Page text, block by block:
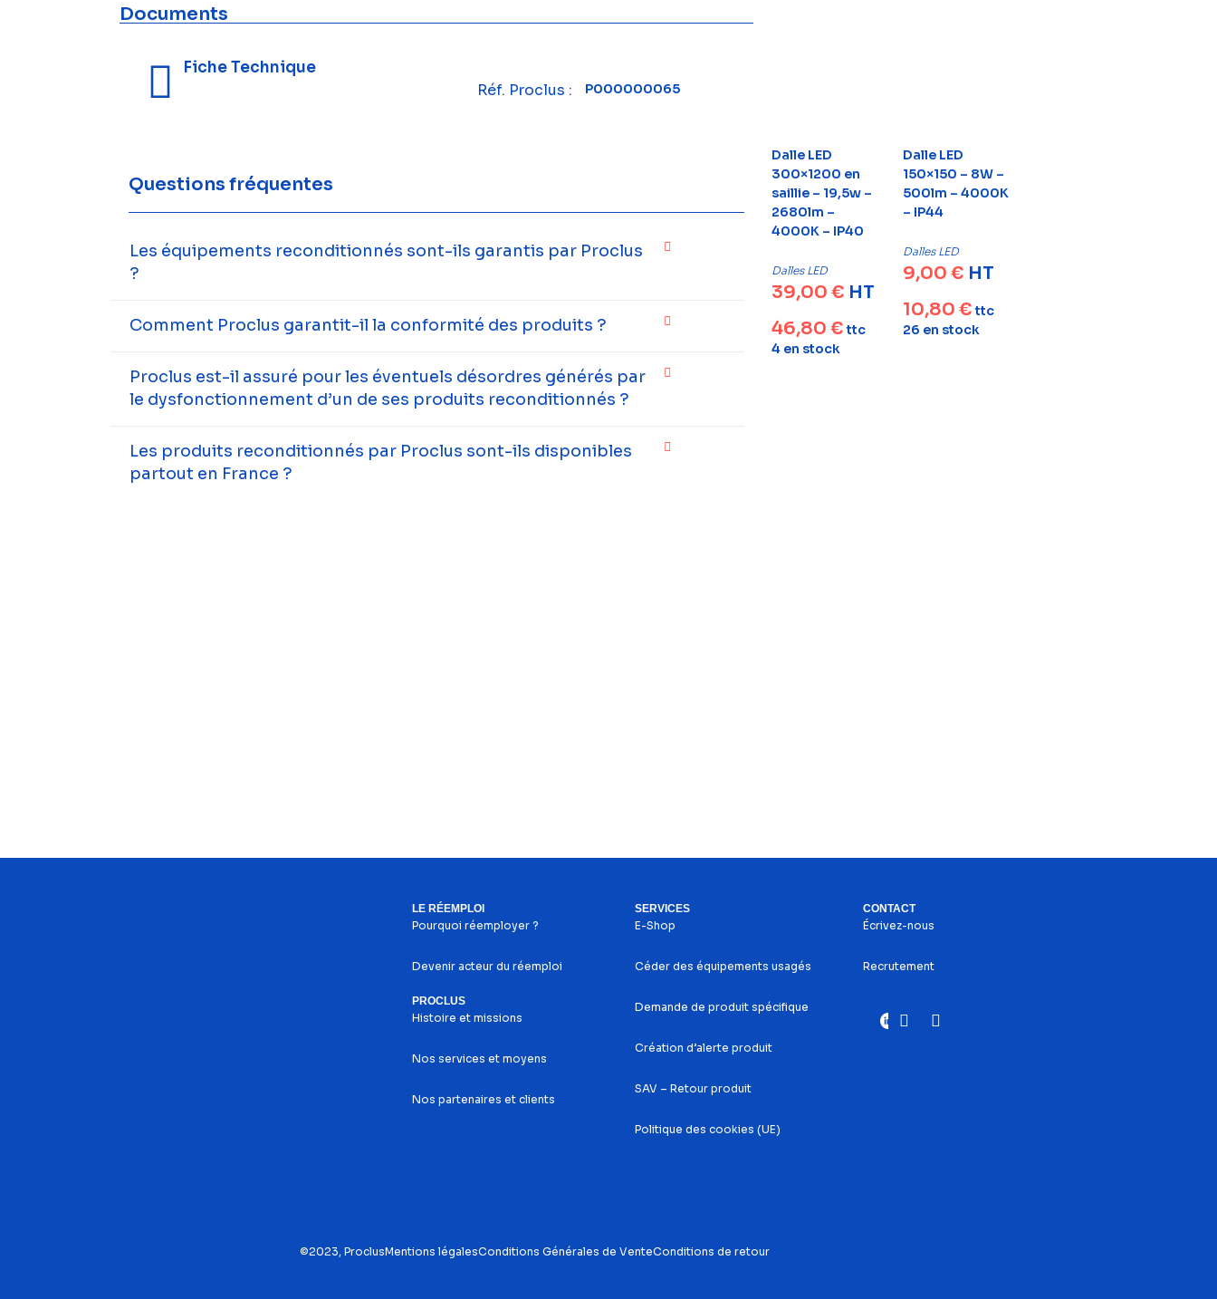
Documents
Fiche Technique
Réf. Proclus :
P000000065
Questions fréquentes
Les équipements reconditionnés sont-ils garantis par Proclus
?
Comment Proclus garantit-il la conformité des produits ?
Proclus est-il assuré pour les éventuels désordres générés par
le dysfonctionnement d’un de ses produits reconditionnés ?
Les produits reconditionnés par Proclus sont-ils disponibles
partout en France ?
Dalle LED
300×1200 en
saillie – 19,5w –
2680lm –
4000K – IP40
Dalles LED
39,00 € HT
46,80 €ttc
4 en stock
Dalle LED
150×150 – 8W –
500lm – 4000K
– IP44
Dalles LED
9,00 € HT
10,80 €ttc
26 en stock
LE RÉEMPLOI
Pourquoi réemployer ?
Devenir acteur du réemploi
PROCLUS
Histoire et missions
Nos services et moyens
Nos partenaires et clients
SERVICES
E-Shop
Céder des équipements usagés
Demande de produit spécifique
Création d’alerte produit
SAV – Retour produit
Politique des cookies (UE)
CONTACT
Écrivez-nous
Recrutement
©2023, ProclusMentions légalesConditions Générales de VenteConditions de retour